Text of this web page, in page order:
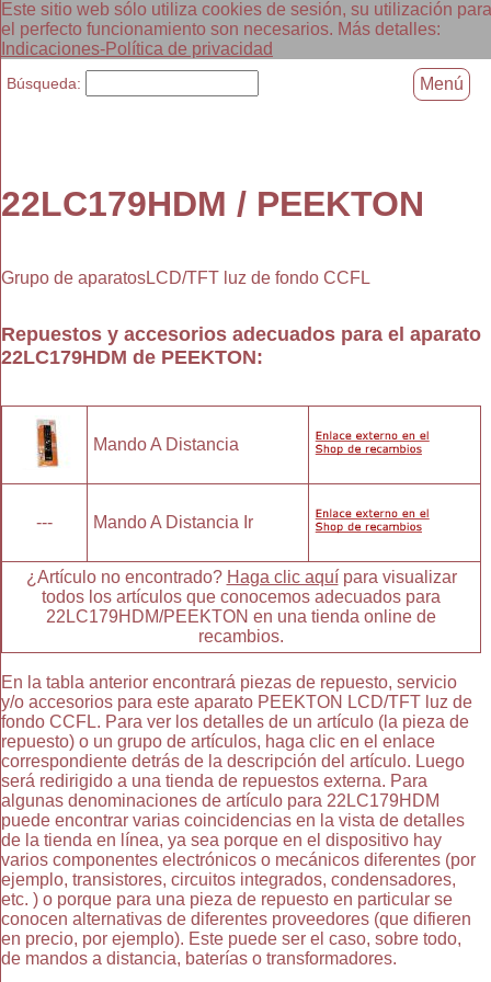
Este sitio web sólo utiliza cookies de sesión, su utilización para
el perfecto funcionamiento son necesarios. Más detalles:
Indicaciones-Política de privacidad
22LC179HDM / PEEKTON
Grupo de aparatosLCD/TFT luz de fondo CCFL
Repuestos y accesorios adecuados para el aparato
22LC179HDM de PEEKTON:
Mando A Distancia
--- Mando A Distancia Ir
¿Artículo no encontrado? Haga clic aquípara visualizar
todos los artículos que conocemos adecuados para
22LC179HDM/PEEKTON en una tienda online de
recambios.
En la tabla anterior encontrará piezas de repuesto, servicio
y/o accesorios para este aparato PEEKTON LCD/TFT luz de
fondo CCFL. Para ver los detalles de un artículo (la pieza de
repuesto) o un grupo de artículos, haga clic en el enlace
correspondiente detrás de la descripción del artículo. Luego
será redirigido a una tienda de repuestos externa. Para
algunas denominaciones de artículo para 22LC179HDM
puede encontrar varias coincidencias en la vista de detalles
de la tienda en línea, ya sea porque en el dispositivo hay
varios componentes electrónicos o mecánicos diferentes (por
ejemplo, transistores, circuitos integrados, condensadores,
etc. ) o porque para una pieza de repuesto en particular se
conocen alternativas de diferentes proveedores (que difieren
en precio, por ejemplo). Este puede ser el caso, sobre todo,
de mandos a distancia, baterías o transformadores.
Búsqueda: Menú